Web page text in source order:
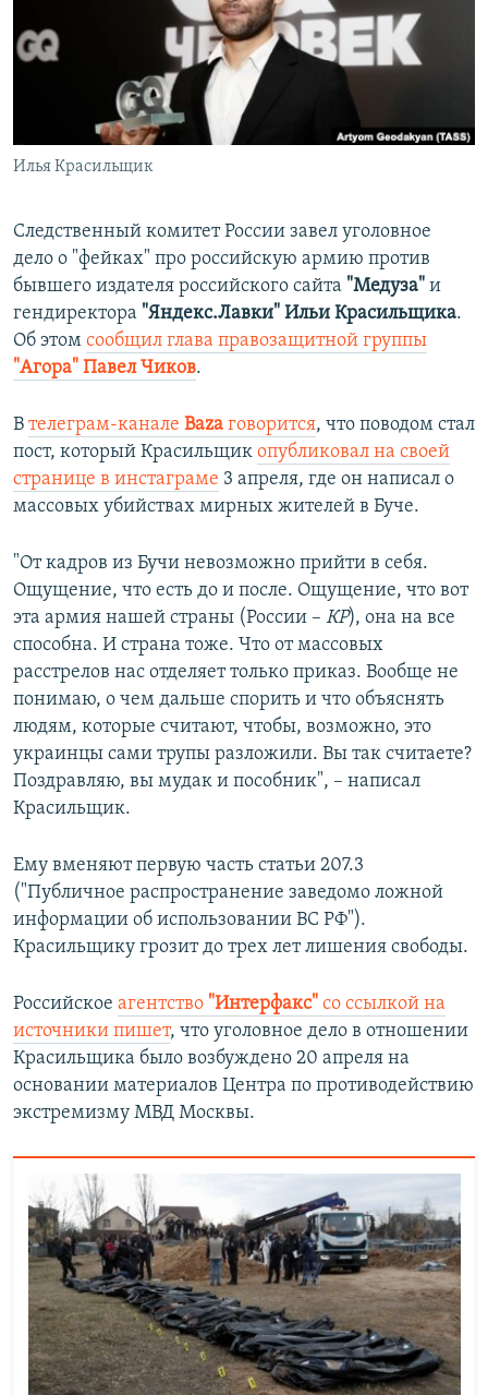
ПОБЕДИТЕЛЕЙ НЕ СУДЯТ?
КРЫМ.НЕПОКОРЕННЫЙ
УКРАИНСКАЯ ПРОБЛЕМА КРЫМА
Все сайты RFE/RL
Илья Красильщик
Следственный комитет России завел уголовное
дело о "фейках" про российскую армию против
бывшего издателя российского сайта "Медуза" и
гендиректора "Яндекс.Лавки" Ильи Красильщика.
Об этом сообщил глава правозащитной группы
"Агора" Павел Чиков.
В телеграм-канале Baza говорится, что поводом стал
пост, который Красильщик опубликовал на своей
странице в инстаграме 3 апреля, где он написал о
массовых убийствах мирных жителей в Буче.
"От кадров из Бучи невозможно прийти в себя.
Ощущение, что есть до и после. Ощущение, что вот
эта армия нашей страны (России – КР), она на все
способна. И страна тоже. Что от массовых
расстрелов нас отделяет только приказ. Вообще не
понимаю, о чем дальше спорить и что объяснять
людям, которые считают, чтобы, возможно, это
украинцы сами трупы разложили. Вы так считаете?
Поздравляю, вы мудак и пособник", – написал
Красильщик.
Ему вменяют первую часть статьи 207.3
("Публичное распространение заведомо ложной
информации об использовании ВC РФ").
Красильщику грозит до трех лет лишения свободы.
Российское агентство "Интерфакс" со ссылкой на
источники пишет, что уголовное дело в отношении
Красильщика было возбуждено 20 апреля на
основании материалов Центра по противодействию
экстремизму МВД Москвы.